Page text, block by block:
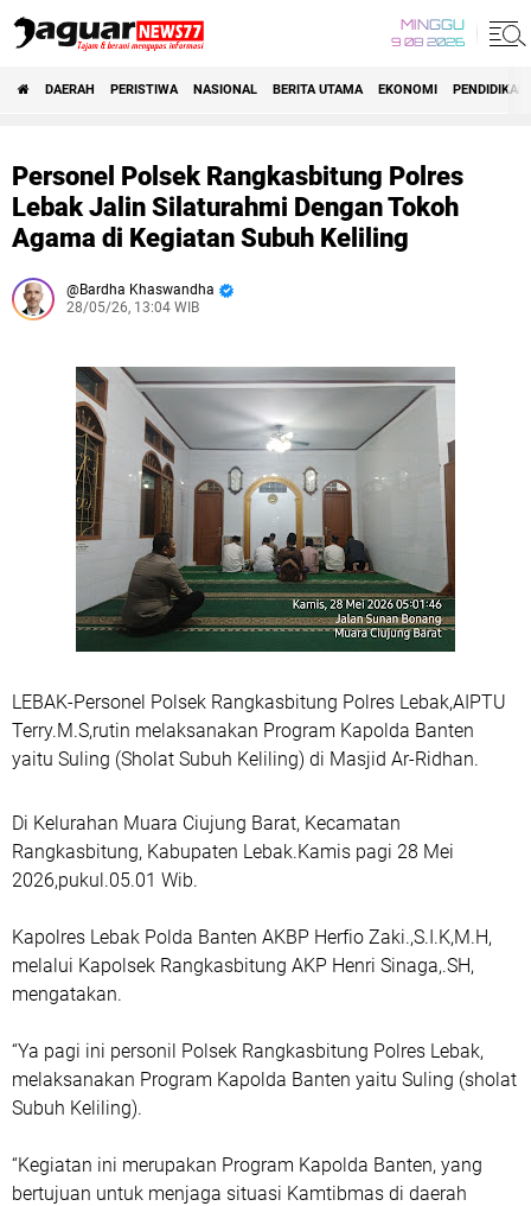
MINGGU
9 08 2026
DAERAH PERISTIWA NASIONAL BERITA UTAMA EKONOMI PENDIDIKAN
Personel Polsek Rangkasbitung Polres
Lebak Jalin Silaturahmi Dengan Tokoh
Agama di Kegiatan Subuh Keliling
Bardha Khaswandha
28/05/26, 13:04 WIB
LEBAK-Personel Polsek Rangkasbitung Polres Lebak,AIPTU
Terry.M.S,rutin melaksanakan Program Kapolda Banten
yaitu Suling (Sholat Subuh Keliling) di Masjid Ar-Ridhan.
Di Kelurahan Muara Ciujung Barat, Kecamatan
Rangkasbitung, Kabupaten Lebak.Kamis pagi 28 Mei
2026,pukul.05.01 Wib.
Kapolres Lebak Polda Banten AKBP Herfio Zaki.,S.I.K,M.H,
melalui Kapolsek Rangkasbitung AKP Henri Sinaga,.SH,
mengatakan.
“Ya pagi ini personil Polsek Rangkasbitung Polres Lebak,
melaksanakan Program Kapolda Banten yaitu Suling (sholat
Subuh Keliling).
“Kegiatan ini merupakan Program Kapolda Banten, yang
bertujuan untuk menjaga situasi Kamtibmas di daerah